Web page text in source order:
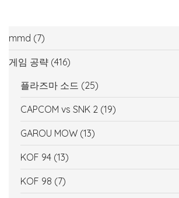
mmd (7)
게임 공략 (416)
플라즈마 소드 (25)
CAPCOM vs SNK 2 (19)
GAROU MOW (13)
KOF 94 (13)
KOF 98 (7)